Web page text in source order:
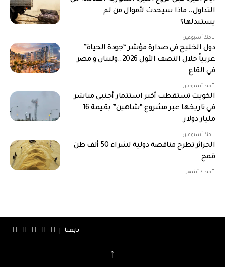
التداول.. ماذا سيحدث لأموال من لم
يستبدلها؟
منذ أسبوعين
دول الخليج في صدارة مؤشر “جودة الحياة”
عربياً خلال النصف الأول 2026..ولبنان و مصر
في القاع
منذ أسبوعين
الكويت تستقطب أكبر استثمار أجنبي مباشر
في تاريخها عبر مشروع “شاهين” بقيمة 16
مليار دولار
منذ أسبوعين
الجزائر تطرح مناقصة دولية لشراء 50 ألف طن
قمح
منذ 7 أشهر
تابعنا
↑